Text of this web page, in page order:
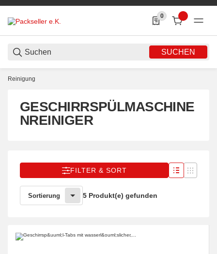
SUCHEN
0
0 Produkte in der
Reinigung
GESCHIRRSPÜLMASCHINE
NREINIGER
FILTER & SORT
Sortierung 5 Produkt(e) gefunden